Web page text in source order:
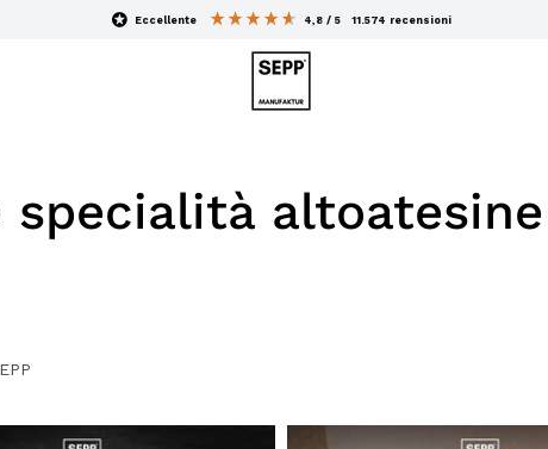
eccellente 4,8 / 5 11.574 recensioni
altoatesine